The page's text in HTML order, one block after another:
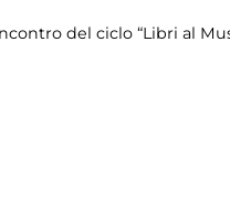
del ciclo “Libri al